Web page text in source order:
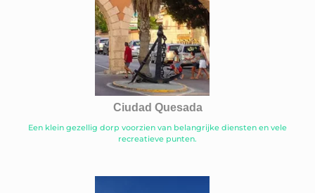
Ciudad Quesada
Een klein gezellig dorp voorzien van belangrijke diensten en vele
recreatieve punten.